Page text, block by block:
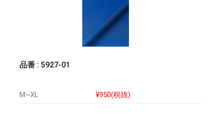
品番 : 5927-01
M~XL ¥950(税抜)